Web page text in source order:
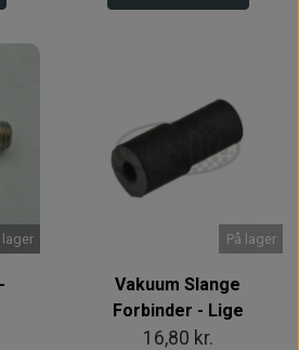
lager På lager
Vakuum Slange
Forbinder - Lige
16,80 kr.